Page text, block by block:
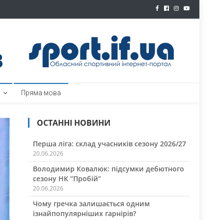
Пряма мова
ОСТАННІ НОВИНИ
Перша ліга: склад учасників сезону 2026/27
20.06.2026
Володимир Ковалюк: підсумки дебютного
сезону НК “Пробій”
20.06.2026
Чому гречка залишається одним
ізнайпопулярніших гарнірів?